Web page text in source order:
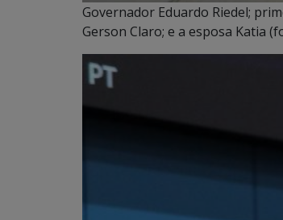
Governador Eduardo Riedel;
Gerson Claro; e a esposa Katia